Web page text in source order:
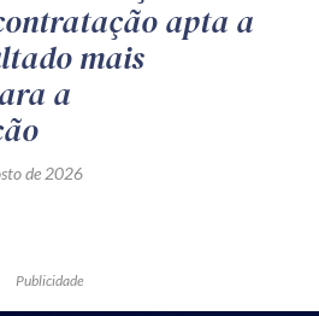
em licitações e a